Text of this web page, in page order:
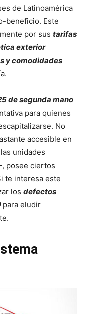
de Latinoamérica
beneficio. Este
por sus tarifas
exterior
y comodidades
de segunda mano
para quienes
No
accesible en
unidades
posee ciertos
te interesa este
los defectos
para eludir